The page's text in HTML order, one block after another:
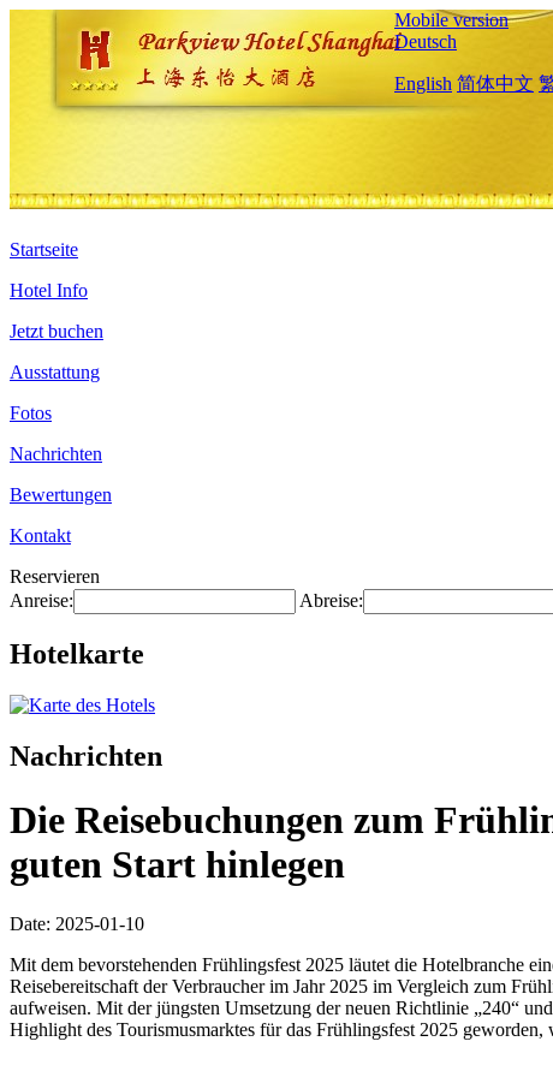
Mobile version
Deutsch
English 简体中文
Startseite
Hotel Info
Jetzt buchen
Ausstattung
Fotos
Nachrichten
Bewertungen
Kontakt
Reservieren
Anreise:
Abreise:
Hotelkarte
Nachrichten
Die Reisebuchungen zum
guten Start hinlegen
Date: 2025-01-10
Mit dem bevorstehenden Frühlingsfest 2025 läutet die Hotelbranche
Reisebereitschaft der Verbraucher im Jahr 2025 im Vergleich zum
aufweisen. Mit der jüngsten Umsetzung der neuen Richtlinie „240“
Highlight des Tourismusmarktes für das Frühlingsfest 2025